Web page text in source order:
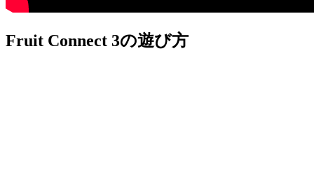
Fruit Connect 3の遊び方